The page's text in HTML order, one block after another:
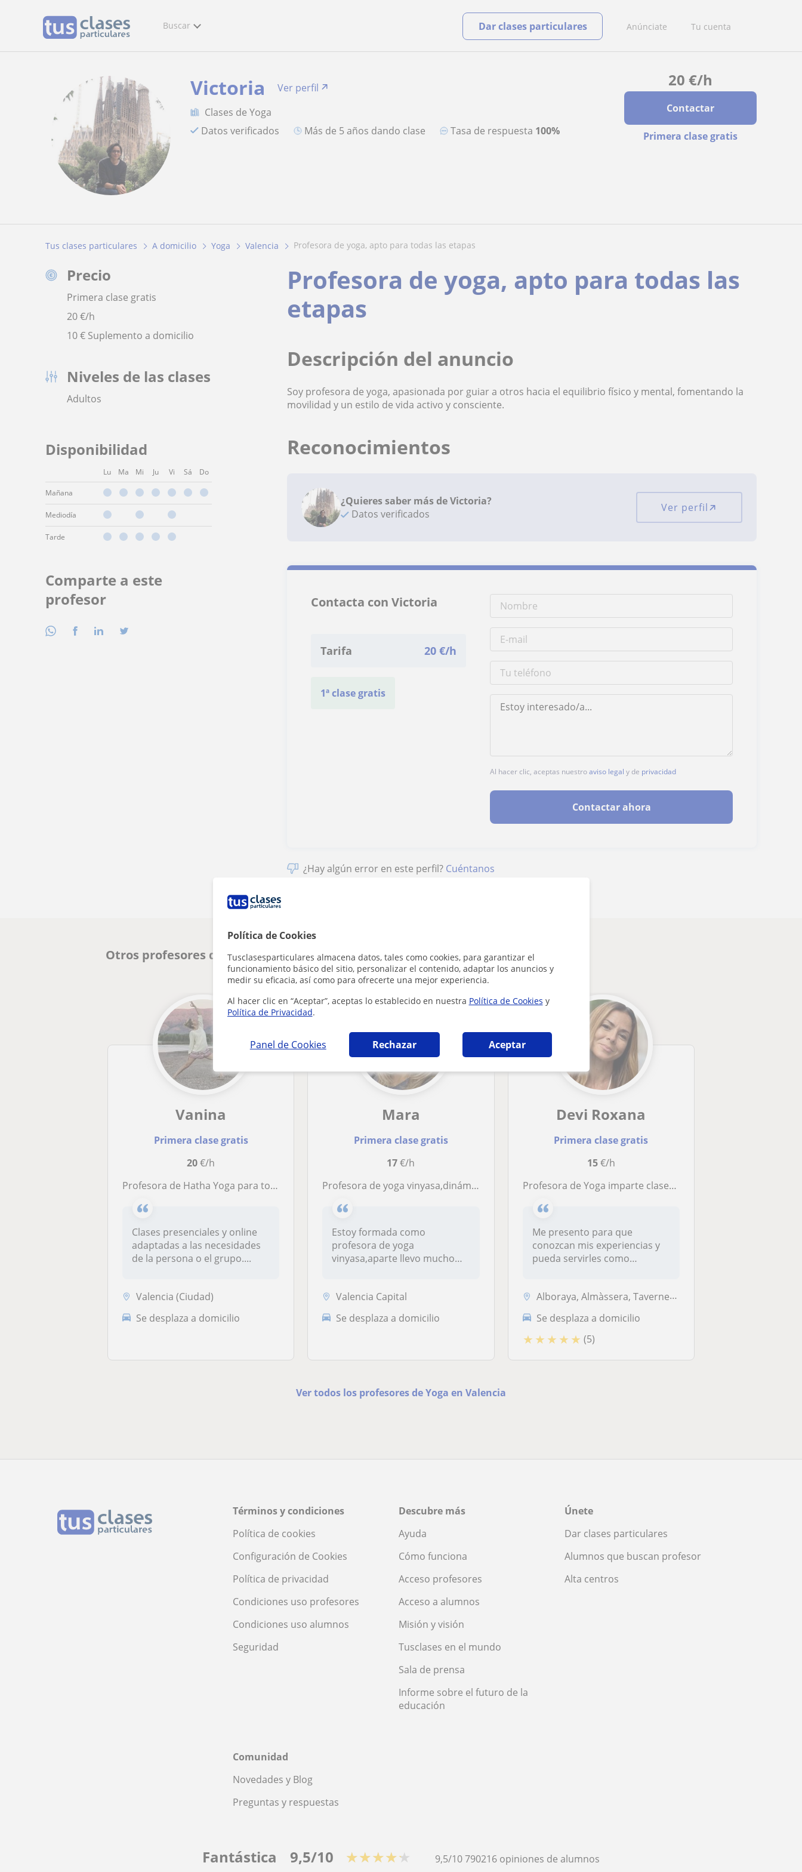
Política de Cookies
Tusclasesparticulares almacena datos, tales como cookies, para garantizar el
funcionamiento básico del sitio, personalizar el contenido, adaptar los anuncios y
medir su eficacia, así como para ofrecerte una mejor experiencia.
Al hacer clic en “Aceptar”, aceptas lo establecido en nuestra Política de Cookies y
Política de Privacidad.
Panel de Cookies Rechazar Aceptar
Buscar Anúnciate Tu cuenta
Dar clases particulares
20 €/h
Contactar
Primera clase gratis
Victoria
Ver perfil
Clases de Yoga
Datos verificados
más de 5 años dando clase Tasa de respuesta 100%
Tus clases particulares A domicilio Yoga Valencia profesora de yoga, apto para todas las etapas
Precio
Primera clase gratis
20€/h
10 € Suplemento a domicilio
Niveles de las clases
Adultos
Disponibilidad
Lu Ma Mi Ju Vi Sá Do
Mañana
Mediodía
Tarde
Comparte a este
profesor
Profesora de yoga, apto para todas las
etapas
Descripción del anuncio
Soy profesora de yoga, apasionada por guiar a otros hacia el equilibrio físico y mental, fomentando la
movilidad y un estilo de vida activo y consciente.
Reconocimientos
¿Quieres saber más de Victoria?
Datos verificados
Ver perfil
Contacta con Victoria
Tarifa 20 €/h
1ª clase gratis
Al hacer clic, aceptas nuestroaviso legal y de privacidad
Contactar ahora
¿Hay algún error en este perfil? Cuéntanos
Otros profesores de Yoga en Valencia que pueden interesarte
Vanina
Primera clase gratis
20€/h
Profesora de Hatha Yoga para todas las edades, niños y adultos
Clases presenciales y online
adaptadas a las necesidades
de la persona o el grupo....
Valencia (Ciudad)
Se desplaza a domicilio
Mara
Primera clase gratis
17€/h
Profesora de yoga vinyasa,dinámico
Estoy formada como
profesora de yoga
vinyasa,aparte llevo mucho
Valencia Capital
Se desplaza a domicilio
Devi Roxana
Primera clase gratis
15€/h
Profesora de Yoga imparte clases de Yoga para niños y adultos
Me presento para que
conozcan mis experiencias y
pueda servirles como
Alboraya, Almàssera, Tavernes Blanques, Valencia Capital
Se desplaza a domicilio
★ ★ ★ ★ ★ (5)
Ver todos los profesores de Yoga en Valencia
Términos y condiciones
Política de cookies
Configuración de Cookies
Política de privacidad
Condiciones uso profesores
Condiciones uso alumnos
Seguridad
Descubre más
Ayuda
Cómo funciona
Acceso profesores
Acceso a alumnos
Misión y visión
Tusclases en el mundo
Sala de prensa
Informe sobre el futuro de la
educación
Únete
Dar clases particulares
Alumnos que buscan profesor
Alta centros
Comunidad
Novedades y Blog
Preguntas y respuestas
Fantástica 9,5/10 ★★★★★ 9,5/10790216 opiniones de alumnos